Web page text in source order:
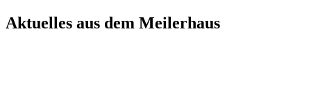
Aktuelles aus dem Meilerhaus